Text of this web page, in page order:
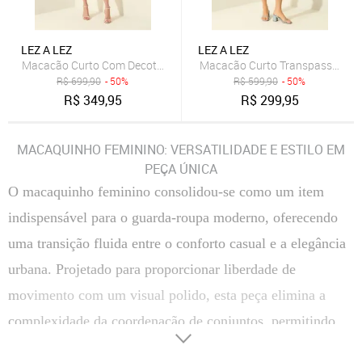
LEZ A LEZ
Macacão Curto Com Decote Em V E Cinto
R$699,90 - 50%
R$349,95
LEZ A LEZ
Macacão Curto Transpassado
R$599,90 - 50%
R$299,95
MACAQUINHO FEMININO: VERSATILIDADE E ESTILO EM
PEÇA ÚNICA
O macaquinho feminino consolidou-se como um item
indispensável para o guarda-roupa moderno, oferecendo
uma transição fluida entre o conforto casual e a elegância
urbana. Projetado para proporcionar liberdade de
movimento com um visual polido, esta peça elimina a
complexidade da coordenação de conjuntos, permitindo
composições ágeis que valorizam a silhueta. Com tecidos